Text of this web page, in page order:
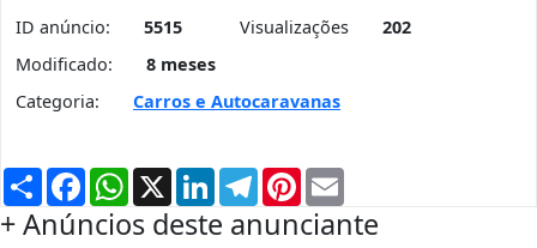
ID anúncio: 5515 Visualizações
202
Modificado:
8 meses
Categoria:
Carros e Autocaravanas
PartilharFacebookWhatsApp
X LinkedInTelegram
Pinterest
+ Anúncios deste anunciante